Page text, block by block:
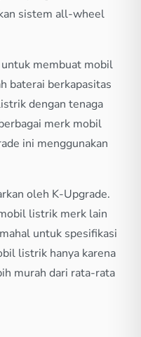
sistem all-wheel
untuk membuat mobil
baterai berkapasitas
dengan tenaga
merk mobil
ini menggunakan
oleh K-Upgrade.
listrik merk lain
untuk spesifikasi
listrik hanya karena
murah dari rata-rata